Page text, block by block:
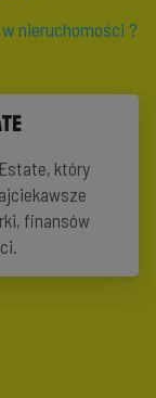
nieruchomości ?
który
finansów